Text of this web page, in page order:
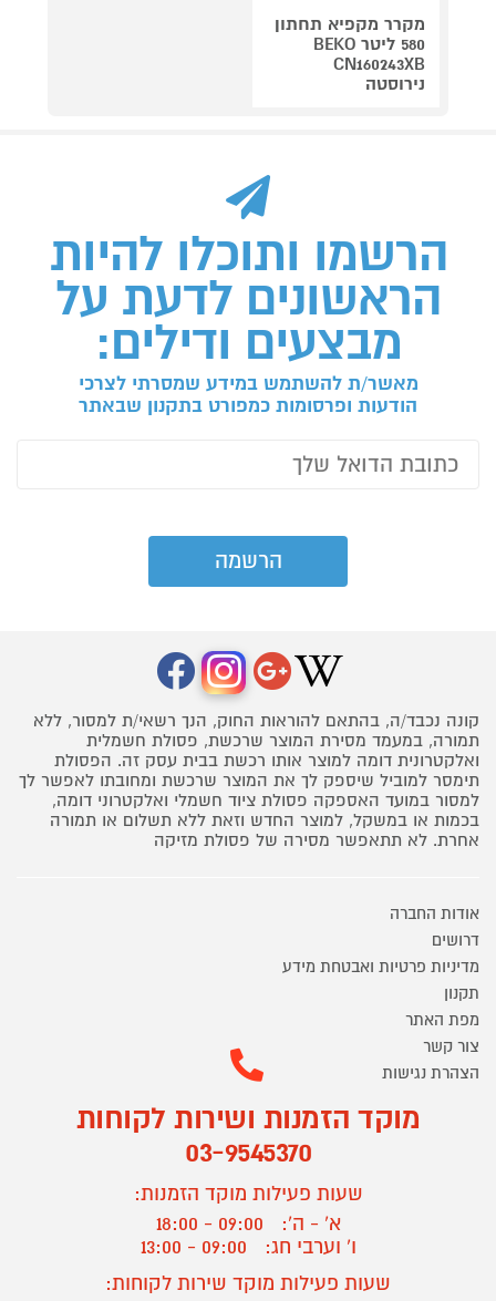
מקרר מקפיא תחתון
580 ליטר BEKO
CN160243XB
נירוסטה
הרשמו ותוכלו להיות
הראשונים לדעת על
מבצעים ודילים:
מאשר/ת להשתמש במידע שמסרתי לצרכי
הודעות ופרסומות כמפורט בתקנון שבאתר
קונה נכבד/ה, בהתאם להוראות החוק, הנך רשאי/ת למסור, ללא
תמורה, במעמד מסירת המוצר שרכשת, פסולת חשמלית
ואלקטרונית דומה למוצר אותו רכשת בבית עסק זה. הפסולת
תימסר למוביל שיספק לך את המוצר שרכשת ומחובתו לאפשר לך
למסור במועד האספקה פסולת ציוד חשמלי ואלקטרוני דומה,
בכמות או במשקל, למוצר החדש וזאת ללא תשלום או תמורה
אחרת. לא תתאפשר מסירה של פסולת מזיקה
אודות החברה
דרושים
מדיניות פרטיות ואבטחת מידע
תקנון
מפת האתר
צור קשר
הצהרת נגישות
מוקד הזמנות ושירות לקוחות
03-9545370
שעות פעילות מוקד הזמנות:
א' - ה':
09:00 - 18:00
ו' וערבי חג:
09:00 - 13:00
שעות פעילות מוקד שירות לקוחות: